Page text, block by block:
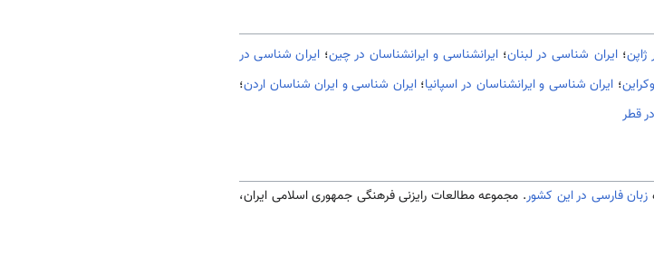
؛ایران شناسی در لبنان؛ ایرانشناسی و ایرانشناسان در چین؛ ایران شناسی در
؛ ایران شناسی و ایرانشناسان در اسپانیا؛ايران شناسی و ايران شناسان اردن؛
قطر
زبان فارسی در این کشور. مجموعه مطالعات رایزنی فرهنگی جمهوری اسلامی ایران،